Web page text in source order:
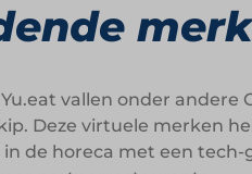
vallen onder
Deze virtuele merken
de horeca met een